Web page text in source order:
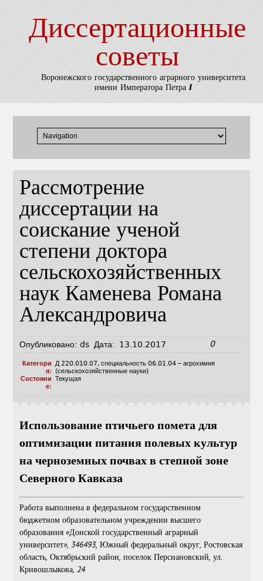
Диссертационные
советы
Воронежского государственного аграрного университета
имени Императора Петра I
Рассмотрение
диссертации на
соискание ученой
степени доктора
сельскохозяйственных
наук Каменева Романа
Александровича
Опубликовано: ds Дата: 13.10.2017 0
Категори
я:
Д 220.010.07, специальность 06.01.04 – агрохимия
(сельскохозяйственные науки)
Состояни
е:
Текущая
Использование птичьего помета для
оптимизации питания полевых культур
на черноземных почвах в степной зоне
Северного Кавказа
Работа выполнена в федеральном государственном
бюджетном образовательном учреждении высшего
образования «Донской государственный аграрный
университет», 346493, Южный федеральный округ, Ростовская
область, Октябрьский район, поселок Персиановский, ул.
Кривошлыкова, 24